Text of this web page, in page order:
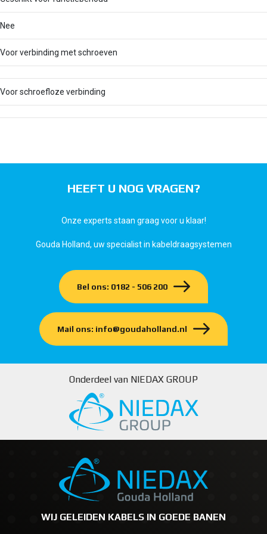
Nee
Voor verbinding met schroeven
Voor schroefloze verbinding
HEEFT U NOG VRAGEN?
Onze experts staan graag voor u klaar!
Gouda Holland, uw specialist in kabeldraagsystemen
Bel ons: 0182 - 506 200
Mail ons: info@goudaholland.nl
Onderdeel van NIEDAX GROUP
WIJ GELEIDEN KABELS IN GOEDE BANEN